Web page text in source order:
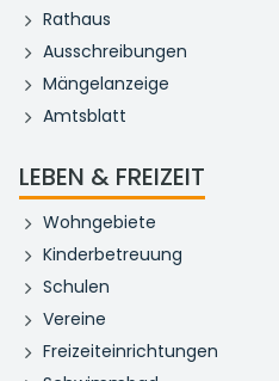
Rathaus
Ausschreibungen
Mängelanzeige
Amtsblatt
LEBEN & FREIZEIT
Wohngebiete
Kinderbetreuung
Schulen
Vereine
Freizeiteinrichtungen